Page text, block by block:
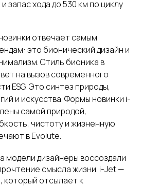
запас хода до 530 км по циклу
отвечает самым
это бионический дизайн и
Стиль бионика в
на вызов современного
ESG. Это синтез природы,
и искусства. Формы новинки i-
самой природой,
чистоту и жизненную
в Evolute.
модели дизайнеры воссоздали
смысла жизни. i-Jet —
который отсылает к